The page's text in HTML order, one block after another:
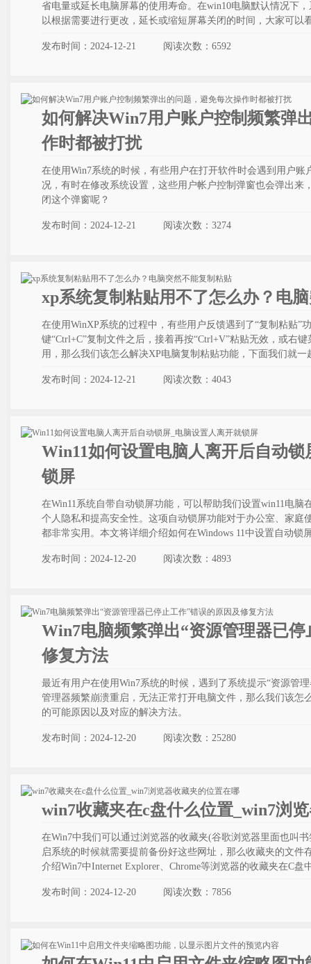
省电量或延长电脑屏幕的使用寿命。在win10电脑默认情况下
以根据需要进行更改，延长或缩短屏幕关闭的时间，大家可以
发布时间：2024-12-21 阅读次数： 6592
如何解决Win7用户账户控制频繁弹
作时都被打扰
在使用Win7系统的时候，有些用户在打开软件时会遇到用户
况，有时在修改系统设置，这些用户帐户控制弹窗也会弹出来
闭这个弹窗呢？
发布时间：2024-12-21 阅读次数： 3274
xp系统复制粘贴用不了怎么办？电
在使用WinXP系统的过程中，有些用户反馈遇到了“复制粘贴”
键“Ctrl+C”复制文件之后，接着再按“Ctrl+V”粘贴无效，或右
用，那么我们该怎么解决XP电脑复制粘贴功能，下面我们就一
发布时间：2024-12-21 阅读次数： 4043
Win11如何设置电脑人离开后自动
锁屏
在Win11系统自带自动锁屏功能，可以帮助我们设置win11电
个人隐私和提高安全性。这项自动锁屏功能对于办公室、家庭
都非常实用。本文将详细介绍如何在Windows 11中设置自动锁
发布时间：2024-12-20 阅读次数： 4893
Win7电脑频繁弹出“资源管理器已
修复方法
最近有用户在使用Win7系统的时候，遇到了系统提示“资源管
管理器频繁崩溃重启，无法正常打开电脑文件，那么我们该怎
的可能原因以及对应的解决方法。
发布时间：2024-12-20 阅读次数： 25280
win7收藏夹在c盘什么位置_win7浏
在Win7中我们可以通过浏览器的收藏夹(谷歌浏览器里面也叫
启系统的时候就需要提前备份好这些网址，那么收藏夹的文件
介绍Win7中Internet Explorer、Chrome等浏览器的收藏夹在C盘
发布时间：2024-12-20 阅读次数： 7856